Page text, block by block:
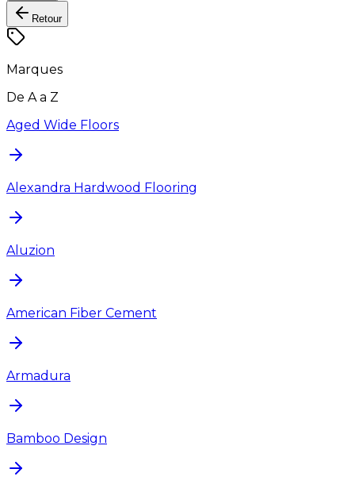
Retour
Marques
De A a Z
Aged Wide Floors
Alexandra Hardwood Flooring
Aluzion
American Fiber Cement
Armadura
Bamboo Design